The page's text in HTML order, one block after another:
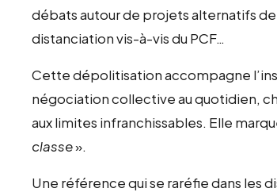
débats autour de projets alternatifs
distanciation vis-à-vis du PCF…
Cette dépolitisation accompagne
négociation collective au quotidien,
aux limites infranchissables. Elle
classe».
Une référence qui se raréfie dans les